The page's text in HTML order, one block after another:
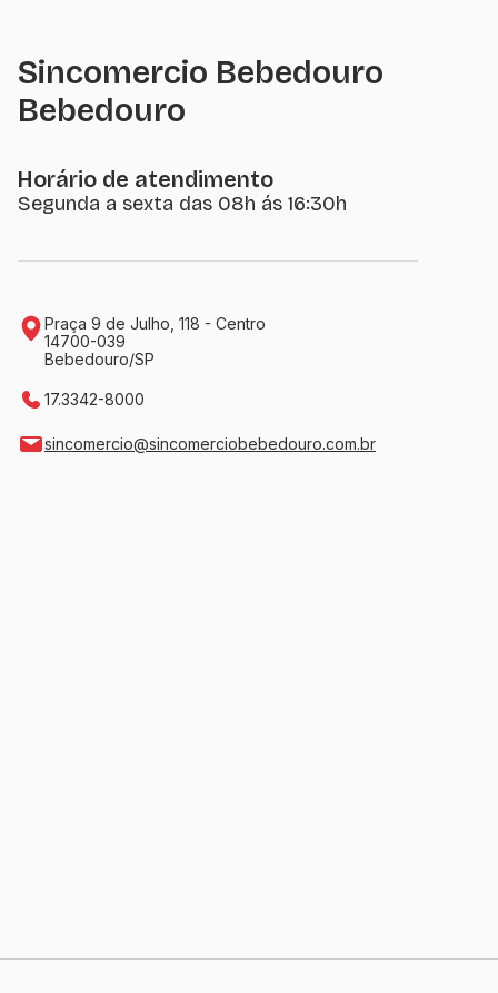
Sincomercio Bebedouro
Bebedouro
Horário de atendimento
Segunda a sexta das 08h ás 16:30h
Praça 9 de Julho, 118 - Centro
14700-039
Bebedouro/SP
17.3342-8000
sincomercio@sincomerciobebedouro.com.br